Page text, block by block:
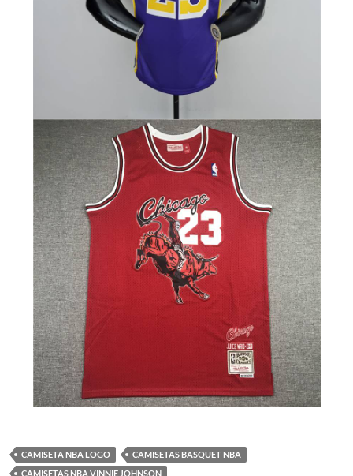
CAMISETA NBA LOGO
CAMISETAS BASQUET NBA
CAMISETAS NBA VINNIE JOHNSON